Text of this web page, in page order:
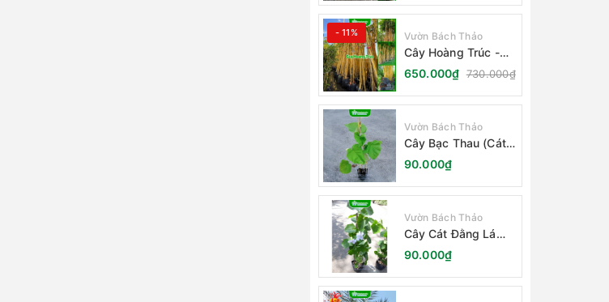
- 11% Vườn Bách Thảo
Cây Hoàng Trúc -
Schizostachyum
Brachycladum Yello
650.000₫ 730.000₫
Vườn Bách Thảo
Cây Bạc Thau (Cát
Đằng Lá Lớn)
90.000₫
Vườn Bách Thảo
Cây Cát Đằng Lá
Nhỏ
90.000₫